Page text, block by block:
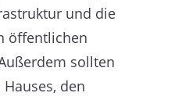
und die
öffentlichen
sollten
den